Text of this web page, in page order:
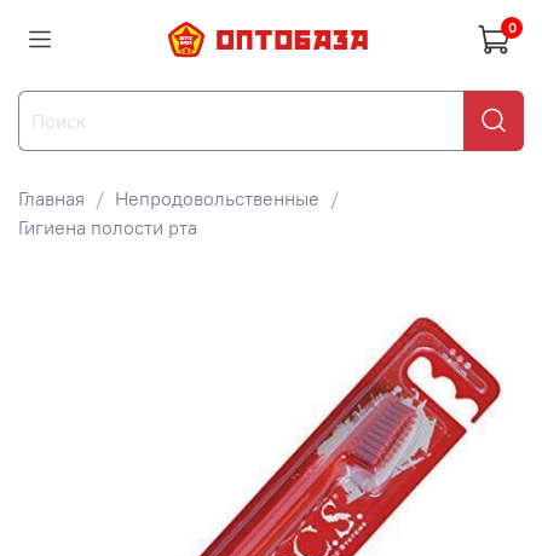
0
Главная
Непродовольственные
Гигиена полости рта